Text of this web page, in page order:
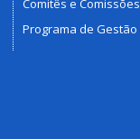
Comitês e Comissões
Programa de Gestão